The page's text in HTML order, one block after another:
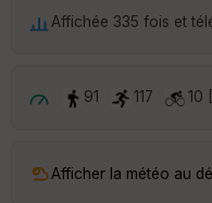
Affichée 335 fois et
91 117 10 [
Afficher la météo au